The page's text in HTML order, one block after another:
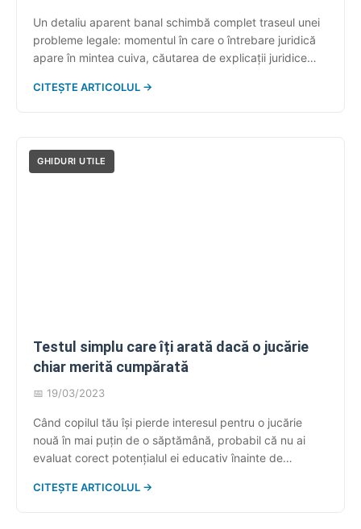
Un detaliu aparent banal schimbă complet traseul unei
probleme legale: momentul în care o întrebare juridică
apare în mintea cuiva, căutarea de explicații juridice
un drum la cabinet. Începe cu telefonul, la masă, seara
CITEȘTE ARTICOLUL →
GHIDURI UTILE
Testul simplu care îți arată dacă o jucărie
chiar merită cumpărată
📅 19/03/2023
Când copilul tău își pierde interesul pentru o jucărie
nouă în mai puțin de o săptămână, probabil că nu ai
evaluat corect potențialul ei educativ înainte de
magazin se dovedesc a fi investiții slabe pentru
CITEȘTE ARTICOLUL →